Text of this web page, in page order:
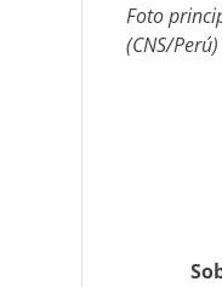
Foto
(CNS/Perú)